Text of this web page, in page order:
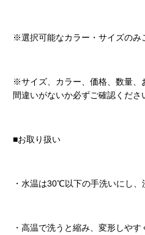
※選択可能なカラー・サイズのみ
※サイズ、カラー、価格、数量、
間違いがないか必ずご確認くださ
■お取り扱い
・水温は30℃以下の手洗いにし、
・高温で洗うと縮み、変形しやす